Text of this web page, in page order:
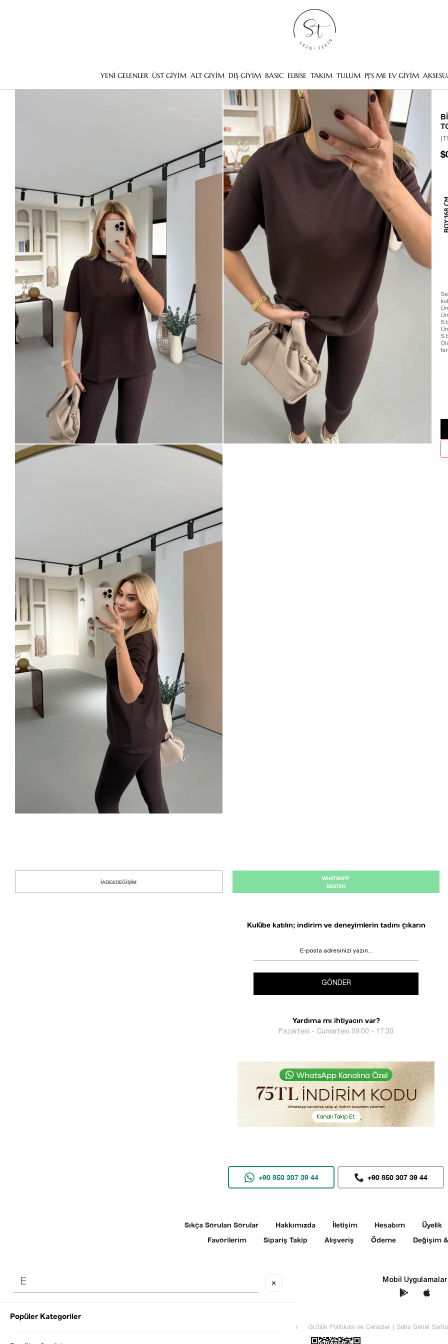
YENİ GELENLER ÜST GİYİM ALT GİYİM DIŞ GİYİM BASIC ELBİSE TAKIM TULUM PJ'S ME EV GİYİM
S
S
İADE&DEĞİŞİM
WHATSAPP
DESTEK
Kulübe katılın; indirim ve deneyimlerin tadını çıkarın
GÖNDER
Yardıma mı ihtiyacın var?
Pazartesi - Cumartesi 09:00 - 17:30
+90 850 307 39 44 +90 850 307 39 44
Sıkça Sorulan Sorular Hakkımızda İletişim Hesabım Üyelik
Favorilerim
Sipariş Takip Alışveriş Ödeme Değişim
Sosyal Medya Mobil Uygulamalar
© 2025 SEZGİ TEKİN Tüm hakları saklıdır Gizlilik Politikası ve Çerezler Satış Genel
✕
Popüler Kategoriler